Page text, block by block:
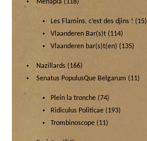
Menapia (118)
Les Flamins, c’est des djins ! (15)
Vlaanderen Bar(s)t (114)
Vlaanderen bar(s)t(en) (135)
Nazillards (166)
Senatus PopulusQue Belgarum (11)
Plein la tronche (74)
Ridiculus Politicae (193)
Trombinoscope (11)